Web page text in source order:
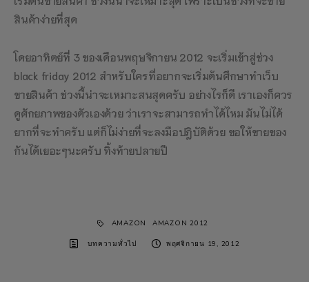
สินค้าง่ายที่สุด
โดยอาทิตย์ที่ 3 ของเดือนพฤษจิกายน 2012 จะเริ่มเข้าสู่ช่วง
black friday 2012 สำหรับใครที่อยากจะเริ่มต้นศึกษาทำเว็บ
ขายสินค้า ช่วงนี้น่าจะเหมาะสนสุดครับ อย่างไรก็ดี เราเองก็ควร
ดูศักยภาพของตัวเองด้วย ว่าเราจะสามารถทำได้ไหม มันไม่ได้
ยากที่จะทำครับ แต่ก็ไม่ง่ายที่จะลงมือปฎิบัติด้วย ขอให้ขายของ
กันได้เยอะๆนะครับ ทิ้งท้ายปลายปี
AMAZON AMAZON 2012
บทความทั่วไป พฤศจิกายน 19, 2012